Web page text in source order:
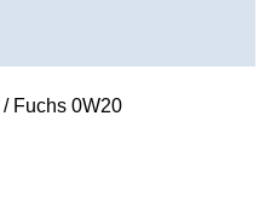
/ Fuchs 0W20